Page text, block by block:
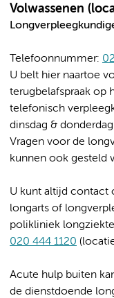
Volwassenen
Telefoonnummer:
U belt hier naartoe
terugbelafspraak op
telefonisch
dinsdag &
Vragen voor de
kunnen ook gesteld
U kunt altijd contact
longarts of
polikliniek
020 444 1120
Acute hulp buiten
de dienstdoende